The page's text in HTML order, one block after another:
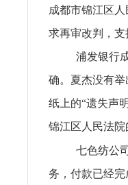
成都市锦江区
求再审改判，支
浦发银行
确。夏杰没有
纸上的“遗失声
锦江区人民法
七色纺公
务，付款已经